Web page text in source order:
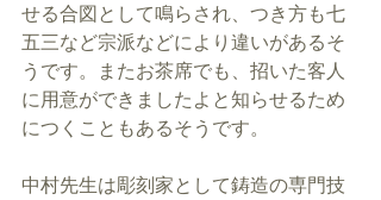
せる合図として鳴らされ、つき方も七
五三など宗派などにより違いがあるそ
うです。またお茶席でも、招いた客人
に用意ができましたよと知らせるため
につくこともあるそうです。
中村先生は彫刻家として鋳造の専門技